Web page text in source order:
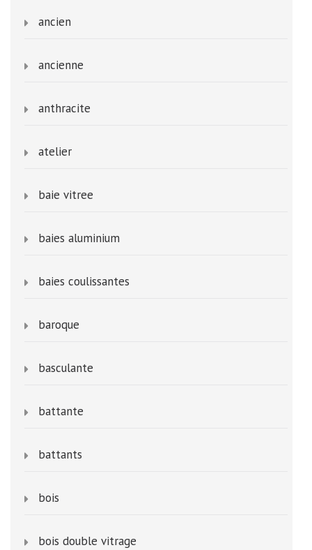
ancien
ancienne
anthracite
atelier
baie vitree
baies aluminium
baies coulissantes
baroque
basculante
battante
battants
bois
bois double vitrage